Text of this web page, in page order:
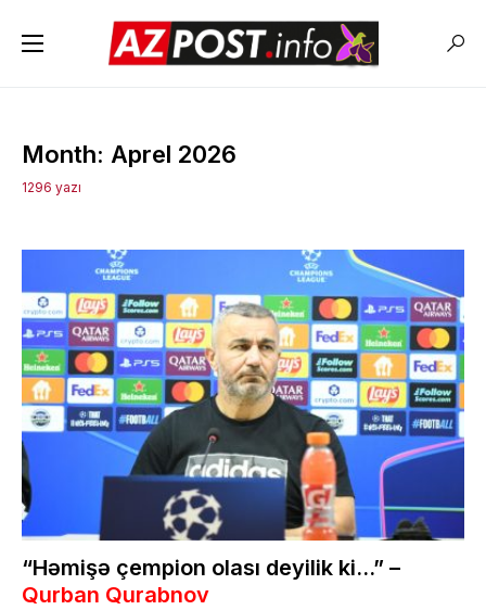
Month: Aprel 2026
1296 yazı
“Həmişə çempion olası deyilik ki…” –
Qurban Qurabnov